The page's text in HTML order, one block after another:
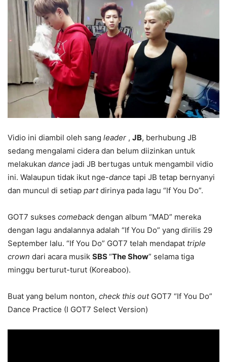
Vidio ini diambil oleh sang leader , JB, berhubung JB
sedang mengalami cidera dan belum diizinkan untuk
melakukan dance jadi JB bertugas untuk mengambil vidio
ini. Walaupun tidak ikut nge-dance tapi JB tetap bernyanyi
dan muncul di setiap partdirinya pada lagu “If You Do”.
GOT7 sukses comeback dengan album “MAD” mereka
dengan lagu andalannya adalah “If You Do” yang dirilis 29
September lalu. “If You Do” GOT7 telah mendapat triple
crown dari acara musik SBS“The Show” selama tiga
minggu berturut-turut (Koreaboo).
Buat yang belum nonton, check this out GOT7 “If You Do”
Dance Practice (I GOT7 Select Version)